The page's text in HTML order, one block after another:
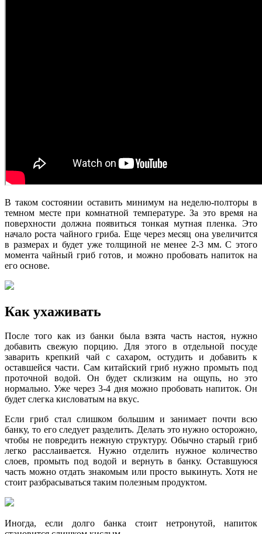
В таком состоянии оставить минимум на неделю-полторы в
темном месте при комнатной температуре. За это время на
поверхности должна появиться тонкая мутная пленка. Это
начало роста чайного гриба. Еще через месяц она увеличится
в размерах и будет уже толщиной не менее 2-3 мм. С этого
момента чайный гриб готов, и можно пробовать напиток на
его основе.
Как ухаживать
После того как из банки была взята часть настоя, нужно
добавить свежую порцию. Для этого в отдельной посуде
заварить крепкий чай с сахаром, остудить и добавить к
оставшейся части. Сам китайский гриб нужно промыть под
проточной водой. Он будет склизким на ощупь, но это
нормально. Уже через 3-4 дня можно пробовать напиток. Он
будет слегка кисловатым на вкус.
Если гриб стал слишком большим и занимает почти всю
банку, то его следует разделить. Делать это нужно осторожно,
чтобы не повредить нежную структуру. Обычно старый гриб
легко расслаивается. Нужно отделить нужное количество
слоев, промыть под водой и вернуть в банку. Оставшуюся
часть можно отдать знакомым или просто выкинуть. Хотя не
стоит разбрасываться таким полезным продуктом.
Иногда, если долго банка стоит нетронутой, напиток